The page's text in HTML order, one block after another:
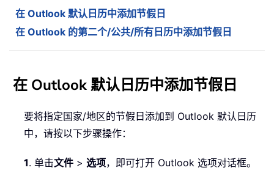
在 Outlook 默认日历中添加节假日
在 Outlook 的第二个/公共/所有日历中添加节假日
在 Outlook 默认日历中添加节假日
要将指定国家/地区的节假日添加到 Outlook 默认日历
中，请按以下步骤操作：
1. 单击文件 > 选项，即可打开 Outlook 选项对话框。